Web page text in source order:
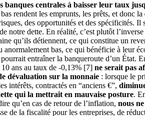
banques centrales à baisser leur taux
rendent les emprunts, les prêts, et donc
des opportunités et des spécificités.
notre dette. En réalité, c’est plutôt
qu’ils détiennent, ce qui constitue un
bas, ce qui bénéficie à leur
entraîner la banqueroute d’un
ans au taux de -0,13% [7]ne serait pas
dévaluation sur la monnaie : lorsque le
intérêts, contractés en “anciens €”,
qui la mettrait en mauvaise posture.
qu’en cas de retour de l’inflation,nous
de la fiscalité pour les entreprises, de